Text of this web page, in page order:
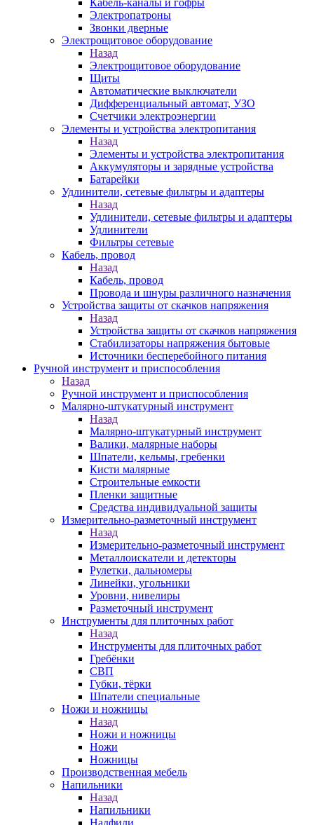
Кабель-каналы и гофры
Электропатроны
Звонки дверные
Электрощитовое оборудование
Назад
Электрощитовое оборудование
Щиты
Автоматические выключатели
Дифференциальный автомат, УЗО
Счетчики электроэнергии
Элементы и устройства электропитания
Назад
Элементы и устройства электропитания
Аккумуляторы и зарядные устройства
Батарейки
Удлинители, сетевые фильтры и адаптеры
Назад
Удлинители, сетевые фильтры и адаптеры
Удлинители
Фильтры сетевые
Кабель, провод
Назад
Кабель, провод
Провода и шнуры различного назначения
Устройства защиты от скачков напряжения
Назад
Устройства защиты от скачков напряжения
Стабилизаторы напряжения бытовые
Источники бесперебойного питания
Ручной инструмент и приспособления
Назад
Ручной инструмент и приспособления
Малярно-штукатурный инструмент
Назад
Малярно-штукатурный инструмент
Валики, малярные наборы
Шпатели, кельмы, гребенки
Кисти малярные
Строительные емкости
Пленки защитные
Средства индивидуальной защиты
Измерительно-разметочный инструмент
Назад
Измерительно-разметочный инструмент
Металлоискатели и детекторы
Рулетки, дальномеры
Линейки, угольники
Уровни, нивелиры
Разметочный инструмент
Инструменты для плиточных работ
Назад
Инструменты для плиточных работ
Гребёнки
СВП
Губки, тёрки
Шпатели специальные
Ножи и ножницы
Назад
Ножи и ножницы
Ножи
Ножницы
Производственная мебель
Напильники
Назад
Напильники
Надфили